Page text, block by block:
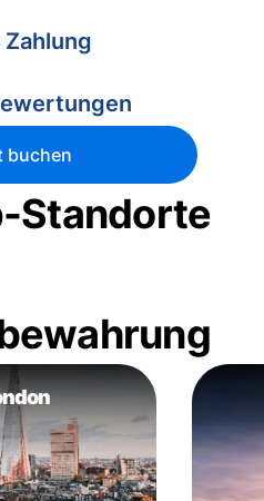
buchen
Standorte